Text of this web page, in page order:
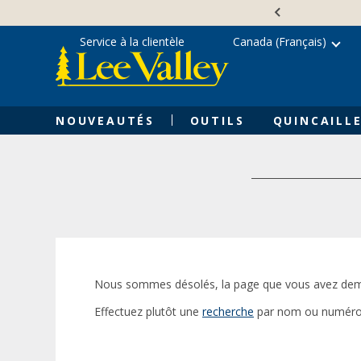
content
NOUVEAUTÉS OUTILS
Service à la clientèle Canada (Français)
Nous sommes désolés, la page que vous avez
Effectuez plutôt une recherche par nom ou